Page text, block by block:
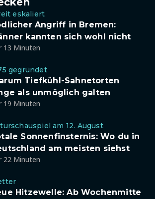
eskaliert
Angriff in Bremen:
kannten sich wohl nicht
13 Minuten
gegründet
Tiefkühl-Sahnetorten
als unmöglich galten
19 Minuten
am 12. August
Sonnenfinsternis: Wo du in
am meisten siehst
22 Minuten
Hitzewelle: Ab Wochenmitte